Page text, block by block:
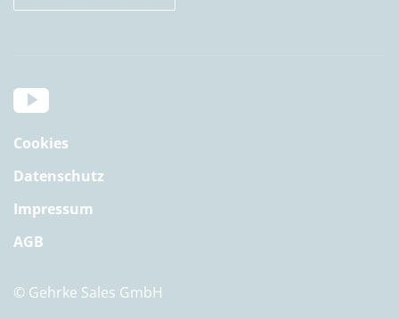
Cookies
Datenschutz
Impressum
AGB
© Gehrke Sales GmbH